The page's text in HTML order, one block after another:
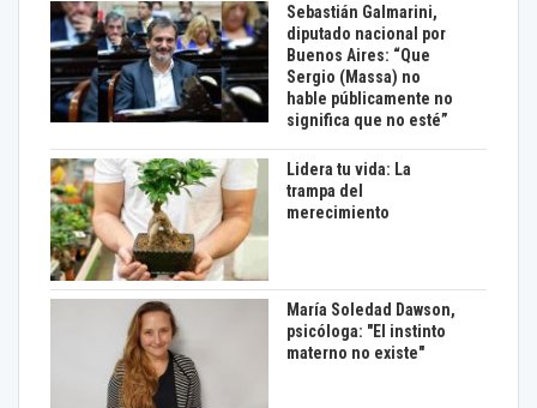
Sebastián Galmarini,
diputado nacional por
Buenos Aires: “Que
Sergio (Massa) no
hable públicamente no
significa que no esté”
Lidera tu vida: La
trampa del
merecimiento
María Soledad Dawson,
psicóloga: "El instinto
materno no existe"